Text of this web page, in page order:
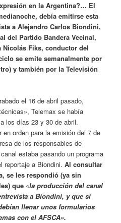
en la Argentina?… El
debía emitirse esta
a Alejandro Carlos Biondini,
del Partido Bandera Vecinal,
Fiks, conductor del
se emite semanalmente por
y también por la Televisión
el 16 de abril pasado,
Telemax se había
los días 23 y 30 de abril.
orden para la emisión del 7 de
de los responsables de
estaba pasando un programa
reportaje a Biondini.Al consultar
se les respondió (ya sin
que «la producción del canal
a Biondini, y que si
llenar unos formularios
con el AFSCA».